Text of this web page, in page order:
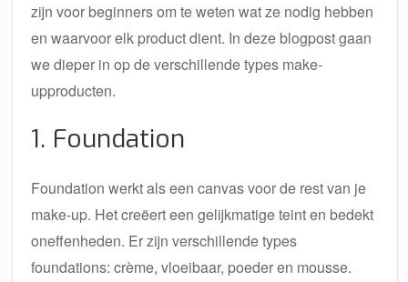
zijn voor beginners om te weten wat ze nodig hebben
en waarvoor elk product dient. In deze blogpost gaan
we dieper in op de verschillende types make-
upproducten.
1. Foundation
Foundation werkt als een canvas voor de rest van je
make-up. Het creëert een gelijkmatige teint en bedekt
oneffenheden. Er zijn verschillende types
foundations: crème, vloeibaar, poeder en mousse.